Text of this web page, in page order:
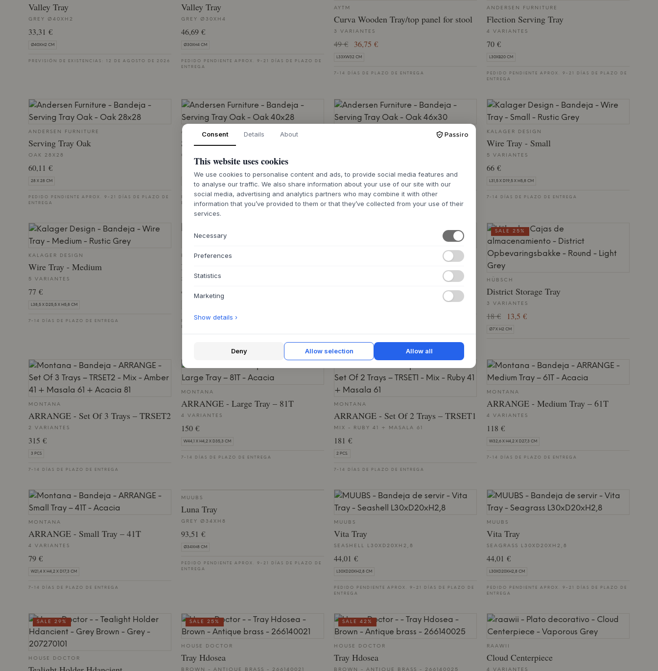
Valley Tray
GREY Ø40XH2
33,31 €
Ø40XH2 CM
PREVISIÓN DE EXISTENCIAS: 12 DE AGOSTO DE 2026
Valley Tray
GREY Ø30XH4
46,69 €
Ø30XH4 CM
PEDIDO PENDIENTE APROX. 9-21 DÍAS DE PLAZO DE
ENTREGA
AYTM
Curva Wooden Tray/top panel for stool
3 VARIANTES
49 € 36,75 €
L33XW32 CM
7-14 DÍAS DE PLAZO DE ENTREGA
ANDERSEN FURNITURE
Flection Serving Tray
4 VARIANTES
70 €
L30XB20 CM
PEDIDO PENDIENTE APROX. 9-21 DÍAS DE PLAZO DE
ENTREGA
ANDERSEN FURNITURE
Serving Tray Oak
OAK 28X28
60,11 €
28 X 28 CM
PEDIDO PENDIENTE APROX. 9-21 DÍAS DE PLAZO DE
ENTREGA
ANDERSEN FURNITURE
Serving Tray Oak
OAK 40X28
100 €
PEDIDO PENDIENTE APROX. 9-21 DÍAS DE PLAZO DE
ENTREGA
PEDIDO PENDIENTE APROX. 9-21 DÍAS DE PLAZO DE
ENTREGA
KALAGER DESIGN
Wire Tray - Small
5 VARIANTES
66 €
L31,5 X D19,5 X H5,8 CM
7-14 DÍAS DE PLAZO DE ENTREGA
KALAGER DESIGN
Wire Tray - Medium
5 VARIANTES
77 €
L38,5 X D25,5 X H5,8 CM
7-14 DÍAS DE PLAZO DE ENTREGA
HÜBSCH
Kanso Desk Organiser
2 VARIANTES
45 € 33,75 €
PEDIDO PENDIENTE APROX. 9-21 DÍAS DE PLAZO DE
ENTREGA
HÜBSCH
District Storage Tray
3 VARIANTES
18 € 13,5 €
Ø7 X H2 CM
SALE 25%
MONTANA
ARRANGE - Set Of 3 Trays – TRSET2
2 VARIANTES
315 €
3 PCS
7-14 DÍAS DE PLAZO DE ENTREGA
MONTANA
ARRANGE - Large Tray – 81T
4 VARIANTES
150 €
W44,1 X H4,2 X D35,3 CM
7-14 DÍAS DE PLAZO DE ENTREGA
MONTANA
ARRANGE - Set Of 2 Trays – TRSET1
MIX - RUBY 41 + MASALA 61
181 €
2 PCS.
7-14 DÍAS DE PLAZO DE ENTREGA
MONTANA
ARRANGE - Medium Tray – 61T
4 VARIANTES
118 €
W32,6 X H4,2 X D27,3 CM
7-14 DÍAS DE PLAZO DE ENTREGA
MONTANA
ARRANGE - Small Tray – 41T
4 VARIANTES
79 €
W21,4 X H4,2 X D17,3 CM
7-14 DÍAS DE PLAZO DE ENTREGA
MUUBS
Luna Tray
GREY Ø34XH8
93,51 €
Ø34XH8 CM
PEDIDO PENDIENTE APROX. 9-21 DÍAS DE PLAZO DE
ENTREGA
MUUBS
Vita Tray
SEASHELL L30XD20XH2,8
44,01 €
L30XD20XH2,8 CM
PEDIDO PENDIENTE APROX. 9-21 DÍAS DE PLAZO DE
ENTREGA
MUUBS
Vita Tray
SEAGRASS L30XD20XH2,8
44,01 €
L30XD20XH2,8 CM
PEDIDO PENDIENTE APROX. 9-21 DÍAS DE PLAZO DE
ENTREGA
HOUSE DOCTOR
SALE 29%
HOUSE DOCTOR
Tray Hdosea
BROWN - ANTIQUE BRASS - 266140021
SALE 25%
HOUSE DOCTOR
Tray Hdosea
BROWN - ANTIQUE BRASS - 266140025
SALE 42%
RAAWII
Cloud Centerpiece
4 VARIANTES
Consent Details About
This website uses cookies
We use cookies to personalise content and ads, to provide social media features and
to analyse our traffic. We also share information about your use of our site with our
social media, advertising and analytics partners who may combine it with other
information that you’ve provided to them or that they’ve collected from your use of their
services.
Necessary
Preferences
Statistics
Marketing
Show details ›
Deny Allow selection Allow all